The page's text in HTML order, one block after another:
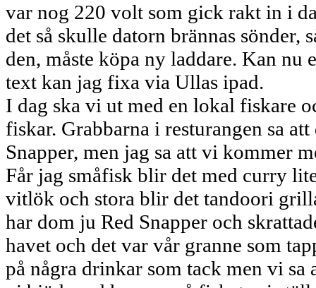
var nog 220 volt som gick rakt in i
det så skulle datorn brännas sönder,
den, måste köpa ny laddare. Kan nu
text kan jag fixa via Ullas ipad.
I dag ska vi ut med en lokal fiskare
fiskar. Grabbarna i resturangen sa
Snapper, men jag sa att vi kommer
Får jag småfisk blir det med curry
vitlök och stora blir det tandoori
har dom ju Red Snapper och
havet och det var vår granne som
på några drinkar som tack men vi sa